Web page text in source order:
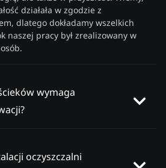
działała w zgodzie z
dlatego dokładamy wszelkich
naszej pracy był zrealizowany w
wymaga
oczyszczalni